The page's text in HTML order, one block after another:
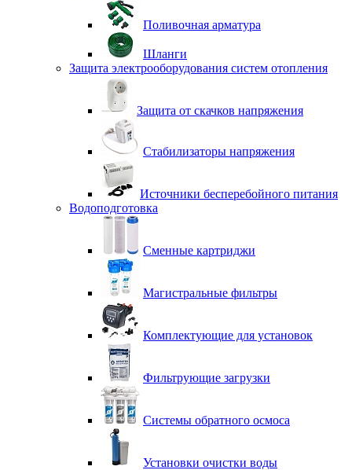
Поливочная арматура
Шланги
Защита электрооборудования систем отопления
Защита от скачков напряжения
Стабилизаторы напряжения
Источники бесперебойного питания
Водоподготовка
Сменные картриджи
Магистральные фильтры
Комплектующие для установок
Фильтрующие загрузки
Системы обратного осмоса
Установки очистки воды